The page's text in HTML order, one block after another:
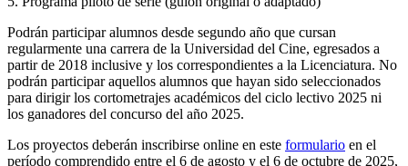
Podrán participar alumnos desde segundo año que cursan
regularmente una carrera de la Universidad del Cine, egresados a
partir de 2018 inclusive y los correspondientes a la Licenciatura. No
podrán participar aquellos alumnos que hayan sido seleccionados
para dirigir los cortometrajes académicos del ciclo lectivo 2025 ni
los ganadores del concurso del año 2025.
Los proyectos deberán inscribirse online en este formulario en el
período comprendido entre el 6 de agosto y el 6 de octubre de 2025,